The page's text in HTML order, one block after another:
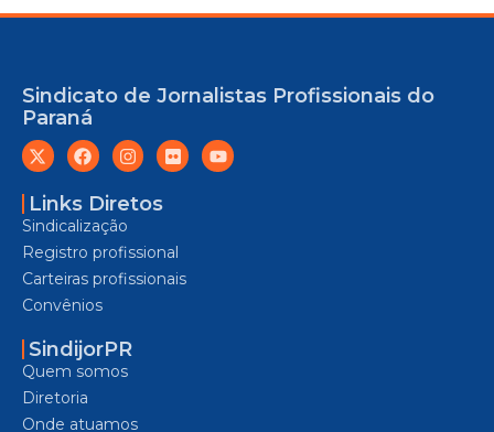
Sindicato de Jornalistas Profissionais do
Paraná
Links Diretos
Sindicalização
Registro profissional
Carteiras profissionais
Convênios
SindijorPR
Quem somos
Diretoria
Onde atuamos